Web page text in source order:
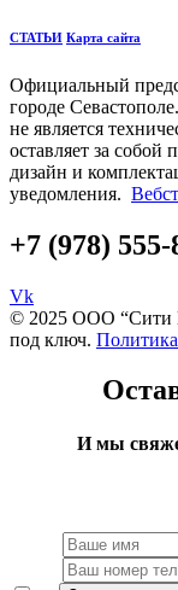
СТАТЬИ Карта сайта
Официальный
городе
не является
оставляет за собой
дизайн и
уведомления.
+7 (978) 555-
Vk
© 2025 ООО “Сити
под ключ.
И мы